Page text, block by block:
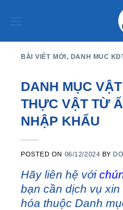
BÀI VIẾT MỚI, DANH MUC
DANH MỤC
THỰC VẬT TỪ
NHẬP KHẨU
POSTED ON 06/12/2024 BY
Hãy liên hệ với
bạn cần dịch vụ
hóa thuộc Danh